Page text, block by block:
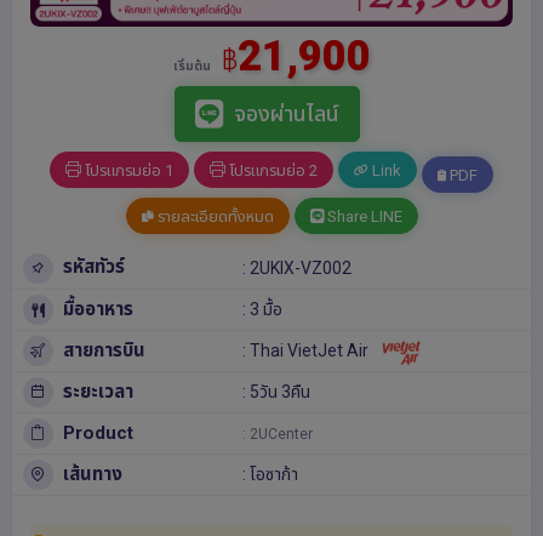
เริ่มต้น ฿21,900
จองผ่านไลน์
โปรแกรมย่อ 1 โปรแกรมย่อ 2 Link PDF
รายละเอียดทั้งหมด Share LINE
รหัสทัวร์ : 2UKIX-VZ002
มื้ออาหาร : 3 มื้อ
สายการบิน : Thai VietJet Air
ระยะเวลา : 5วัน 3คืน
Product : 2UCenter
เส้นทาง : โอซาก้า